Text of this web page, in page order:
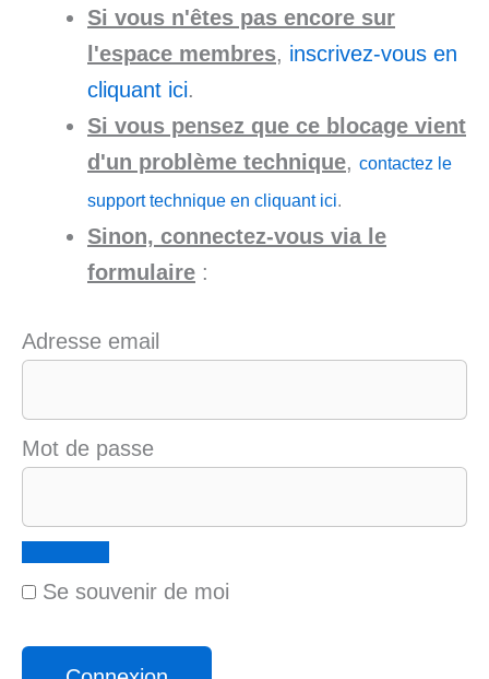
Si vous n'êtes pas encore sur
l'espace membres, inscrivez-vous en
cliquant ici.
Si vous pensez que ce blocage vient
d'un problème technique, contactez le
support technique en cliquant ici.
Sinon, connectez-vous via le
formulaire :
Adresse email
Mot de passe
Se souvenir de moi